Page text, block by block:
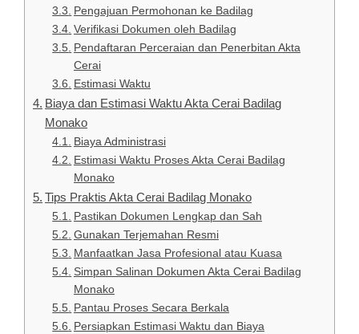
Pengajuan Permohonan ke Badilag
Verifikasi Dokumen oleh Badilag
Pendaftaran Perceraian dan Penerbitan Akta
Cerai
Estimasi Waktu
Biaya dan Estimasi Waktu Akta Cerai Badilag
Monako
Biaya Administrasi
Estimasi Waktu Proses Akta Cerai Badilag
Monako
Tips Praktis Akta Cerai Badilag Monako
Pastikan Dokumen Lengkap dan Sah
Gunakan Terjemahan Resmi
Manfaatkan Jasa Profesional atau Kuasa
Simpan Salinan Dokumen Akta Cerai Badilag
Monako
Pantau Proses Secara Berkala
Persiapkan Estimasi Waktu dan Biaya